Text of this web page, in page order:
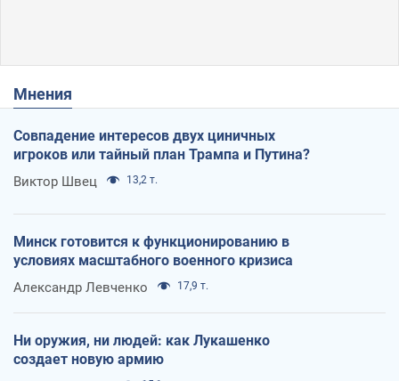
Мнения
Совпадение интересов двух циничных
игроков или тайный план Трампа и Путина?
Виктор Швец 13,2 т.
Минск готовится к функционированию в
условиях масштабного военного кризиса
Александр Левченко 17,9 т.
Ни оружия, ни людей: как Лукашенко
создает новую армию